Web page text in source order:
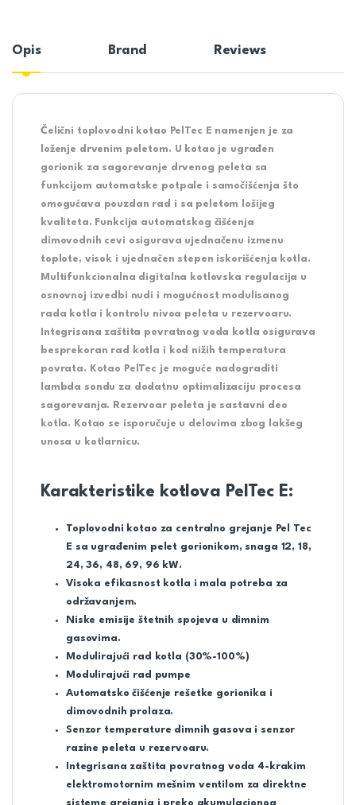
Opis Brand Reviews
Čelični toplovodni kotao PelTec E namenjen je za
loženje drvenim peletom. U kotao je ugrađen
gorionik za sagorevanje drvenog peleta sa
funkcijom automatske potpale i samočišćenja što
omogućava pouzdan rad i sa peletom lošijeg
kvaliteta. Funkcija automatskog čišćenja
dimovodnih cevi osigurava ujednačenu izmenu
toplote, visok i ujednačen stepen iskorišćenja kotla.
Multifunkcionalna digitalna kotlovska regulacija u
osnovnoj izvedbi nudi i mogućnost modulisanog
rada kotla i kontrolu nivoa peleta u rezervoaru.
Integrisana zaštita povratnog voda kotla osigurava
besprekoran rad kotla i kod nižih temperatura
povrata. Kotao PelTec je moguće nadograditi
lambda sondu za dodatnu optimalizaciju procesa
sagorevanja. Rezervoar peleta je sastavni deo
kotla. Kotao se isporučuje u delovima zbog lakšeg
unosa u kotlarnicu.
Karakteristike kotlova PelTec E:
Toplovodni kotao za centralno grejanje Pel Tec
E sa ugrađenim pelet gorionikom, snaga 12, 18,
24, 36, 48, 69, 96 kW.
Visoka efikasnost kotla i mala potreba za
održavanjem.
Niske emisije štetnih spojeva u dimnim
gasovima.
Modulirajući rad kotla (30%-100%)
Modulirajući rad pumpe
Automatsko čišćenje rešetke gorionika i
dimovodnih prolaza.
Senzor temperature dimnih gasova i senzor
razine peleta u rezervoaru.
Integrisana zaštita povratnog voda 4-krakim
elektromotornim mešnim ventilom za direktne
sisteme grejanja i preko akumulacionog